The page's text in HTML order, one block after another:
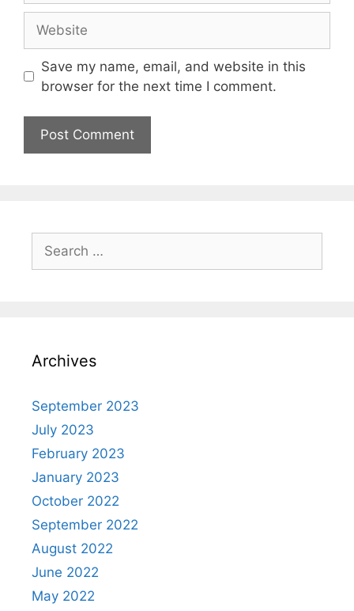
Save my name, email, and website in this
browser for the next time I comment.
Archives
September 2023
July 2023
February 2023
January 2023
October 2022
September 2022
August 2022
June 2022
May 2022